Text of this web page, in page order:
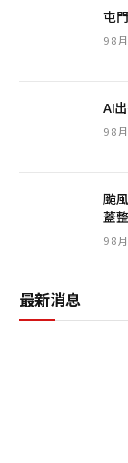
屯
9 8
AI
9 8
颱
蓋
9 8
最新消息